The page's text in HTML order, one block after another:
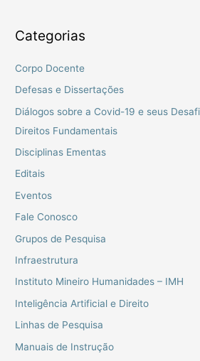
Categorias
Corpo Docente
Defesas e Dissertações
Diálogos sobre a Covid-19 e seus
Direitos Fundamentais
Disciplinas Ementas
Editais
Eventos
Fale Conosco
Grupos de Pesquisa
Infraestrutura
Instituto Mineiro Humanidades – IMH
Inteligência Artificial e Direito
Linhas de Pesquisa
Manuais de Instrução